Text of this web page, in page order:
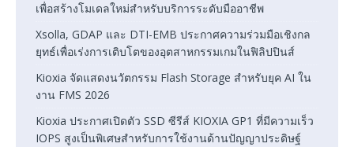
เพื่อสร้างโมเดลใหม่สำหรับบริการระดับมืออาชีพ
Xsolla, GDAP และ DTI-EMB ประกาศความร่วมมือเชิงกล
ยุทธ์เพื่อเร่งการเติบโตของอุตสาหกรรมเกมในฟิลิปปินส์
Kioxia จัดแสดงนวัตกรรม Flash Storage สำหรับยุค AI ใน
งาน FMS 2026
Kioxia ประกาศเปิดตัว SSD ซีรีส์ KIOXIA GP1 ที่มีความเร็ว
IOPS สูงเป็นพิเศษสำหรับการใช้งานด้านปัญญาประดิษฐ์